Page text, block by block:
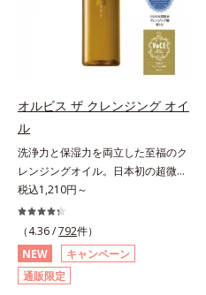
ーラ化成研究所調べ）アレルギーテ
スト済＝全ての方にアレルギーが起
こらないということではありませ
ん。ノンコメドジェニックテスト済
と）ができないというわけではあり
ません。
状態である「ハリのなさ」や、くす
み(*6)などが現れている状態である
「透明感のなさ」が現れることで大
人の肌印象に大きな影響を与えてい
ビスユー ドットシリーズは美容成
ター(*8)」を配合。そして、従来か
ら配合している美白有効成分「トラ
ネキサム酸」を配合しました。さら
に、シリーズ共通の美容成分(*7)
「GLルートブースター(*9)」を配合
することで、肌のふっくら感や透明
感を叶えます。美白ケアしながら多
角的なエイジングケアが叶うシリー
ズに。3ステップで上向き(*10)のハ
オルビス ザ クレンジング オイ
ル
洗浄力と保湿力を両立した至福のク
レンジングオイル。日本初の超微粒
子技術(*1)が毛穴奥の微細な汚れに
アプローチ。圧倒的な洗浄力と毛穴
悩みに着目したクレンジングオイル
です。日本初・超微粒子技術(*1)
で、さっと塗り広げるだけで濃いメ
イクはもちろん毛穴悩みも取り去
税込1,210円～
（4.36 /792件）
NEW
キャンペーン
通販限定